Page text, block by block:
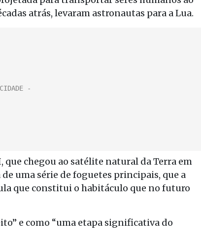
atrás, levaram astronautas para a Lua.
que chegou ao satélite natural da Terra em
uma série de foguetes principais, que a
que constitui o habitáculo que no futuro
e como “uma etapa significativa do